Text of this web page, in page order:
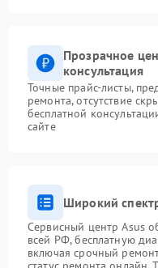
Прозрачное
консультация
Точные прайс-листы,
ремонта, отсутствие
бесплатной
сайте
Широкий
Сервисный центр Asus
всей РФ, бесплатную
включая срочный